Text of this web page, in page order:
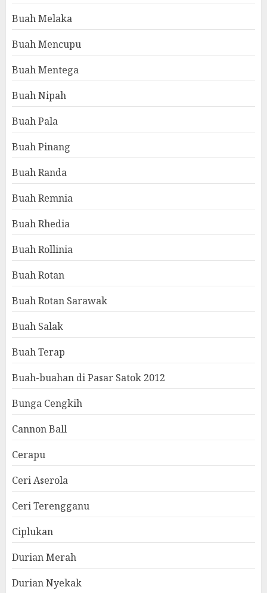
Buah Melaka
Buah Mencupu
Buah Mentega
Buah Nipah
Buah Pala
Buah Pinang
Buah Randa
Buah Remnia
Buah Rhedia
Buah Rollinia
Buah Rotan
Buah Rotan Sarawak
Buah Salak
Buah Terap
Buah-buahan di Pasar Satok 2012
Bunga Cengkih
Cannon Ball
Cerapu
Ceri Aserola
Ceri Terengganu
Ciplukan
Durian Merah
Durian Nyekak